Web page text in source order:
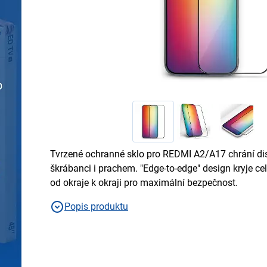
Tvrzené ochranné sklo pro REDMI A2/A17 chrání
škrábanci i prachem. "Edge-to-edge" design kryje
od okraje k okraji pro maximální bezpečnost.
Popis produktu